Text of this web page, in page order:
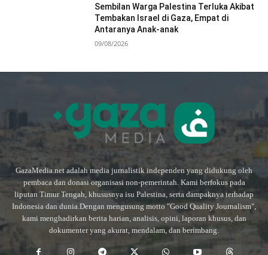
Sembilan Warga Palestina Terluka Akibat
Tembakan Israel di Gaza, Empat di
Antaranya Anak-anak
09/08/2026
GazaMedia.net adalah media jurnalistik independen yang didukung oleh
pembaca dan donasi organisasi non-pemerintah. Kami berfokus pada
liputan Timur Tengah, khususnya isu Palestina, serta dampaknya terhadap
Indonesia dan dunia.Dengan mengusung motto "Good Quality Journalism",
kami menghadirkan berita harian, analisis, opini, laporan khusus, dan
dokumenter yang akurat, mendalam, dan berimbang.